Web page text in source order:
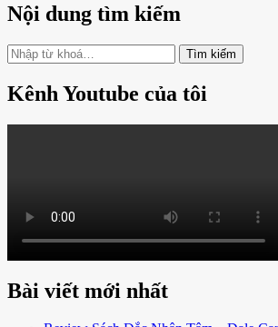
Nội dung tìm kiếm
Bạn
muốn
tìm
kiếm?
Kênh Youtube của tôi
Bài viết mới nhất